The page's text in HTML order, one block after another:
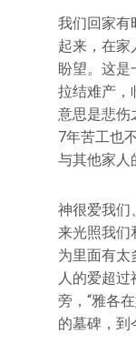
我们回家有
起来，在家
盼望。这是
拉结难产，
意思是悲伤
7年苦工也
与其他家人
神很爱我们
来光照我们
为里面有太
人的爱超过
旁，“雅各
的墓碑，到